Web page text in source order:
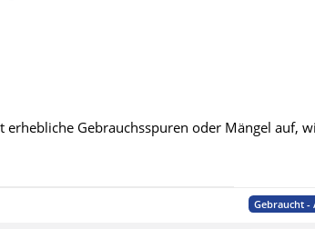
Gebrauchsspuren oder Mängel auf,
Gebraucht -